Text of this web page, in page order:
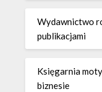
Wydawnictwo
publikacjami
Księgarnia
biznesie